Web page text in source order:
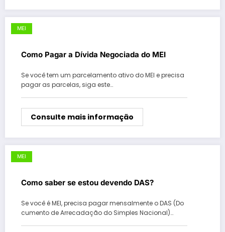
MEI
Como Pagar a Dívida Negociada do MEI
Se você tem um parcelamento ativo do MEI e precisa
pagar as parcelas, siga este…
Consulte mais informação
MEI
Como saber se estou devendo DAS?
Se você é MEI, precisa pagar mensalmente o DAS (Do
cumento de Arrecadação do Simples Nacional)…